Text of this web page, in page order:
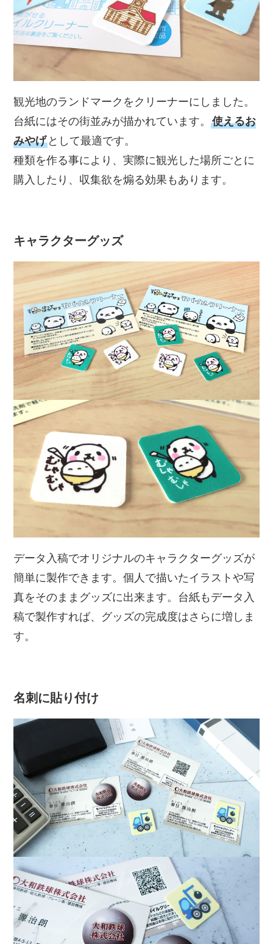
観光地のランドマークをクリーナーにしました。
台紙にはその街並みが描かれています。使えるお
みやげ として最適です。
種類を作る事により、実際に観光した場所ごとに
購入したり、収集欲を煽る効果もあります。
キャラクターグッズ
データ入稿でオリジナルのキャラクターグッズが
簡単に製作できます。個人で描いたイラストや写
真をそのままグッズに出来ます。台紙もデータ入
稿で製作すれば、グッズの完成度はさらに増しま
す。
名刺に貼り付け